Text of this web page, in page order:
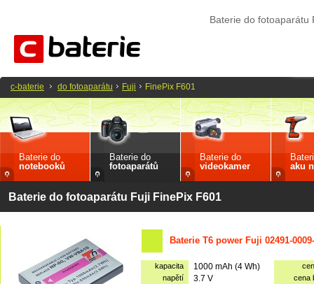
Baterie do fotoaparátu
Baterie do
notebooků
Baterie do
fotoaparátů
Baterie do
videokamer
aku
Baterie do fotoaparátu Fuji FinePix F601
Baterie T6 power Fuji 02491-
kapacita 1000 mAh (4 Wh)
napětí
3.7 V
cena
c-baterie do fotoaparátu Fuji FinePix F601